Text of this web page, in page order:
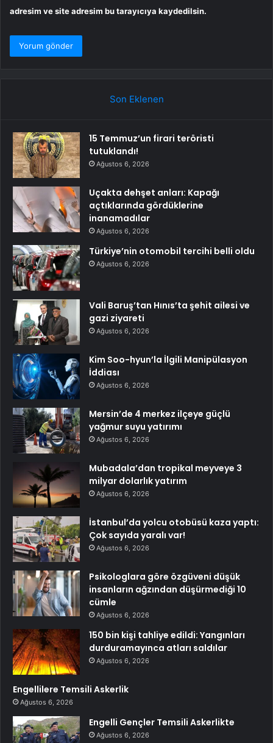
adresim ve site adresim bu tarayıcıya kaydedilsin.
Son Eklenen
15 Temmuz’un firari teröristi
tutuklandı!
Ağustos 6, 2026
Uçakta dehşet anları: Kapağı
açtıklarında gördüklerine
inanamadılar
Ağustos 6, 2026
Türkiye’nin otomobil tercihi belli oldu
Ağustos 6, 2026
Vali Baruş’tan Hınıs’ta şehit ailesi ve
gazi ziyareti
Ağustos 6, 2026
Kim Soo-hyun’la İlgili Manipülasyon
İddiası
Ağustos 6, 2026
Mersin’de 4 merkez ilçeye güçlü
yağmur suyu yatırımı
Ağustos 6, 2026
Mubadala’dan tropikal meyveye 3
milyar dolarlık yatırım
Ağustos 6, 2026
İstanbul’da yolcu otobüsü kaza yaptı:
Çok sayıda yaralı var!
Ağustos 6, 2026
Psikologlara göre özgüveni düşük
insanların ağzından düşürmediği 10
cümle
Ağustos 6, 2026
150 bin kişi tahliye edildi: Yangınları
durduramayınca atları saldılar
Ağustos 6, 2026
Engellilere Temsili Askerlik
Ağustos 6, 2026
Engelli Gençler Temsili Askerlikte
Ağustos 6, 2026